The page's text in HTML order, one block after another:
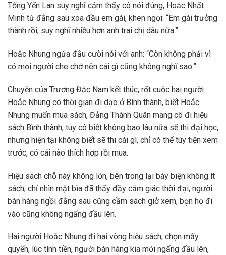
Tống Yến Lan suy nghĩ cảm thấy cô nói đúng, Hoắc Nhất
Minh từ đằng sau xoa đầu em gái, khen ngợi: “Em gái trưởng
thành rồi, suy nghĩ nhiều hơn anh trai chị dâu nữa.”
Hoắc Nhung ngửa đầu cười nói với anh: “Còn không phải vì
có mọi người che chở nên cái gì cũng không nghĩ sao.”
Chuyện của Trương Đắc Nam kết thúc, rốt cuộc hai người
Hoắc Nhung có thời gian đi dạo ở Bình thành, biết Hoắc
Nhung muốn mua sách, Đảng Thành Quân mang cô đi hiệu
sách Bình thành, tuy cô biết không bao lâu nữa sẽ thi đại học,
nhưng hiện tại không biết sẽ thi cái gì, chỉ có thể tùy tiện xem
trước, có cái nào thích hợp rồi mua.
Hiệu sách chỗ này không lớn, bên trong lại bày biện không ít
sách, chỉ nhìn mặt bìa đã thấy đầy cảm giác thời đại, người
bán hàng ngồi đằng sau cũng cầm sách giở xem, bọn họ đi
vào cũng không ngẩng đầu lên.
Hai người Hoắc Nhung đi hai vòng hiệu sách, chọn mấy
quyển, lúc tính tiền, người bán hàng kia mới ngẩng đầu lên,